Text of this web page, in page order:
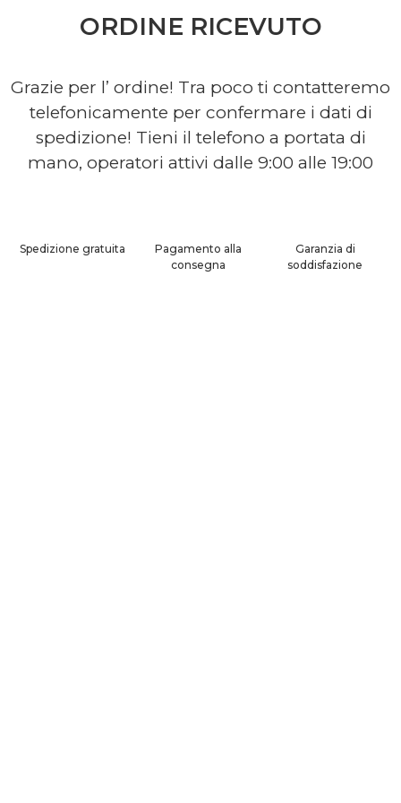
ORDINE RICEVUTO
Grazie per l’ ordine! Tra poco ti contatteremo
telefonicamente per confermare i dati di
spedizione! Tieni il telefono a portata di
mano, operatori attivi dalle 9:00 alle 19:00
Spedizione gratuita
Pagamento alla
consegna
Garanzia di
soddisfazione